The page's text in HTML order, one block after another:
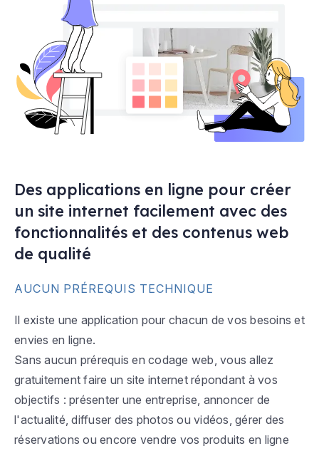
Des applications en ligne pour créer
un site internet facilement avec des
fonctionnalités et des contenus web
de qualité
AUCUN PRÉREQUIS TECHNIQUE
Il existe une application pour chacun de vos besoins et
envies en ligne.
Sans aucun prérequis en codage web, vous allez
gratuitement faire un site internet répondant à vos
objectifs : présenter une entreprise, annoncer de
l'actualité, diffuser des photos ou vidéos, gérer des
réservations ou encore vendre vos produits en ligne